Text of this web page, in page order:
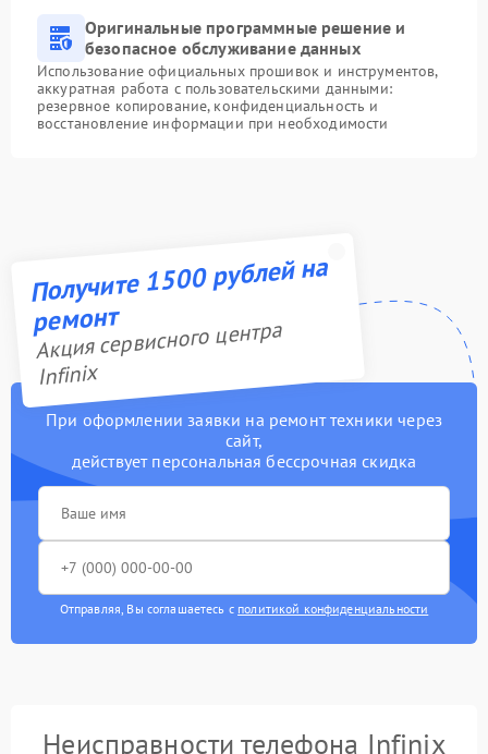
Оригинальные программные решение и
безопасное обслуживание данных
Использование официальных прошивок и инструментов,
аккуратная работа с пользовательскими данными:
резервное копирование, конфиденциальность и
восстановление информации при необходимости
Получите 1500 рублей на
ремонт
Акция сервисного центра
Infinix
При оформлении заявки на ремонт техники через
сайт,
действует персональная бессрочная скидка
Отправляя, Вы соглашаетесь с политикой конфиденциальности
Неисправности телефона Infinix